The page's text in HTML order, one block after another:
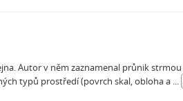
Autor v něm zaznamenal průnik
typů prostředí (povrch skal, obloha a ...